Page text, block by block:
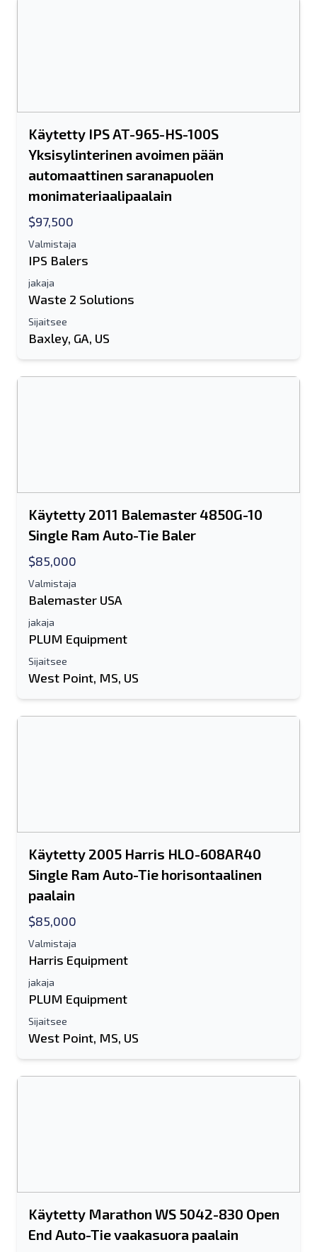
Koko nimi
Sähköpostiosoite
Matkapuhelin
Lähettää
Käytetty IPS AT-965-HS-100S
Yksisylinterinen avoimen pään
automaattinen saranapuolen
monimateriaalipaalain
$97,500
Valmistaja
IPS Balers
jakaja
Waste 2 Solutions
Sijaitsee
Baxley, GA, US
Käytetty 2011 Balemaster 4850G-10
Single Ram Auto-Tie Baler
$85,000
Valmistaja
Balemaster USA
jakaja
PLUM Equipment
Sijaitsee
West Point, MS, US
Käytetty 2005 Harris HLO-608AR40
Single Ram Auto-Tie horisontaalinen
paalain
$85,000
Valmistaja
Harris Equipment
jakaja
PLUM Equipment
Sijaitsee
West Point, MS, US
Käytetty Marathon WS 5042-830 Open
End Auto-Tie vaakasuora paalain
Tekstiluettelo mobiililaitteelle
Koko nimesi
lisäinformaatio